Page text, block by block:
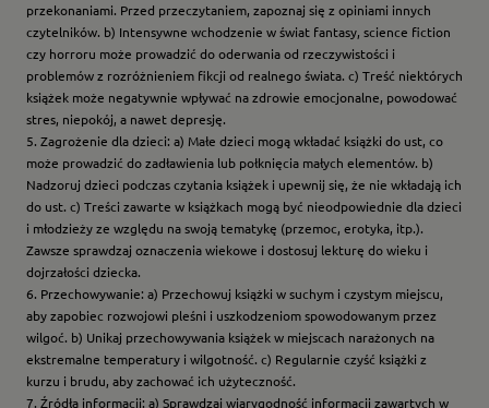
przekonaniami. Przed przeczytaniem, zapoznaj się z opiniami innych
czytelników. b) Intensywne wchodzenie w świat fantasy, science fiction
czy horroru może prowadzić do oderwania od rzeczywistości i
problemów z rozróżnieniem fikcji od realnego świata. c) Treść niektórych
książek może negatywnie wpływać na zdrowie emocjonalne, powodować
stres, niepokój, a nawet depresję.
5. Zagrożenie dla dzieci: a) Małe dzieci mogą wkładać książki do ust, co
może prowadzić do zadławienia lub połknięcia małych elementów. b)
Nadzoruj dzieci podczas czytania książek i upewnij się, że nie wkładają ich
do ust. c) Treści zawarte w książkach mogą być nieodpowiednie dla dzieci
i młodzieży ze względu na swoją tematykę (przemoc, erotyka, itp.).
Zawsze sprawdzaj oznaczenia wiekowe i dostosuj lekturę do wieku i
dojrzałości dziecka.
6. Przechowywanie: a) Przechowuj książki w suchym i czystym miejscu,
aby zapobiec rozwojowi pleśni i uszkodzeniom spowodowanym przez
wilgoć. b) Unikaj przechowywania książek w miejscach narażonych na
ekstremalne temperatury i wilgotność. c) Regularnie czyść książki z
kurzu i brudu, aby zachować ich użyteczność.
7. Źródła informacji: a) Sprawdzaj wiarygodność informacji zawartych w